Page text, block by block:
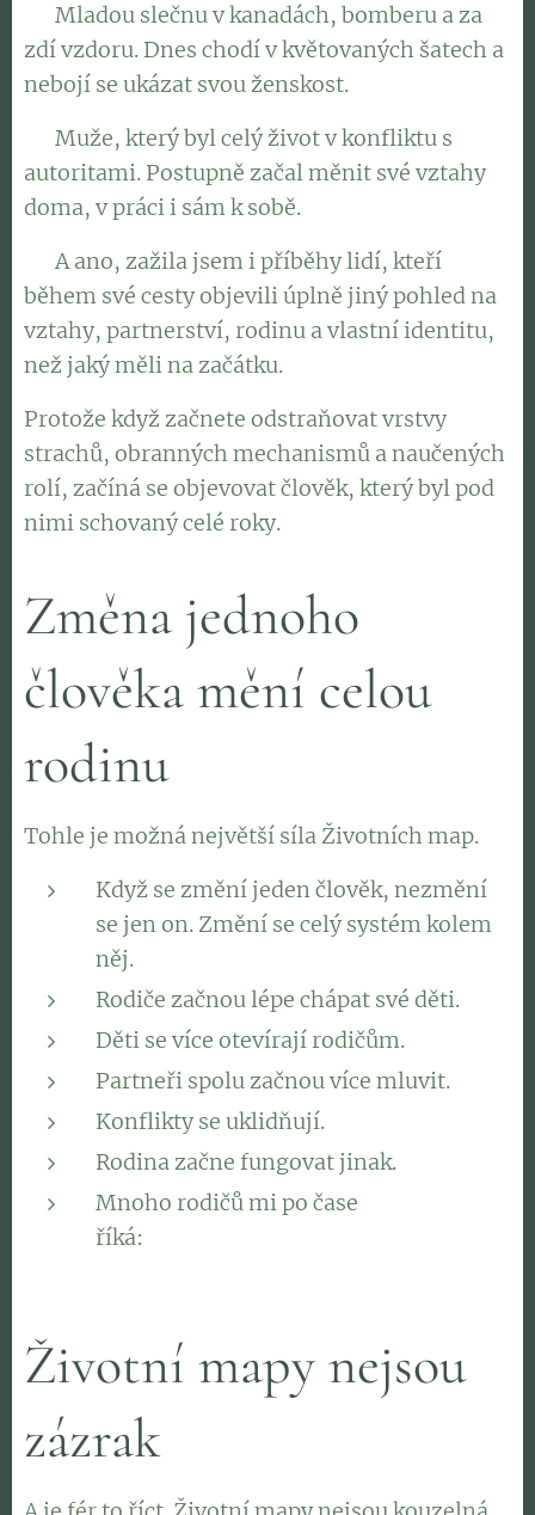
👉 Mladou slečnu v kanadách, bomberu a za
zdí vzdoru. Dnes chodí v květovaných šatech a
nebojí se ukázat svou ženskost.
👉 Muže, který byl celý život v konfliktu s
autoritami. Postupně začal měnit své vztahy
doma, v práci i sám k sobě.
👉 A ano, zažila jsem i příběhy lidí, kteří
během své cesty objevili úplně jiný pohled na
vztahy, partnerství, rodinu a vlastní identitu,
než jaký měli na začátku.
Protože když začnete odstraňovat vrstvy
strachů, obranných mechanismů a naučených
rolí, začíná se objevovat člověk, který byl pod
nimi schovaný celé roky.
Změna jednoho
člověka mění celou
rodinu
Tohle je možná největší síla Životních map.
Když se změní jeden člověk, nezmění
se jen on. Změní se celý systém kolem
něj.
Rodiče začnou lépe chápat své děti.
Děti se více otevírají rodičům.
Partneři spolu začnou více mluvit.
Konflikty se uklidňují.
Rodina začne fungovat jinak.
Mnoho rodičů mi po čase
říká: 👉
Životní mapy nejsou
zázrak